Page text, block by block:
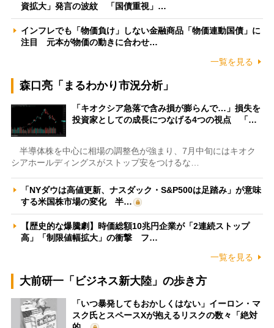
資拡大」発言の波紋 「国債重視」…
インフレでも「物価負け」しない金融商品「物価連動国債」に
注目 元本が物価の動きに合わせ…
一覧を見る
森口亮「まるわかり市況分析」
「キオクシア急落で含み損が膨らんで…」損失を
投資家としての成長につなげる4つの視点 「…
半導体株を中心に相場の調整色が強まり、7月中旬にはキオク
シアホールディングスがストップ安をつけるな…
「NYダウは高値更新、ナスダック・S&P500は足踏み」が意味
する米国株市場の変化 半…
【歴史的な爆騰劇】時価総額10兆円企業が「2連続ストップ
高」「制限値幅拡大」の衝撃 フ…
一覧を見る
大前研一「ビジネス新大陸」の歩き方
「いつ暴発してもおかしくはない」イーロン・マ
スク氏とスペースXが抱えるリスクの数々「絶対